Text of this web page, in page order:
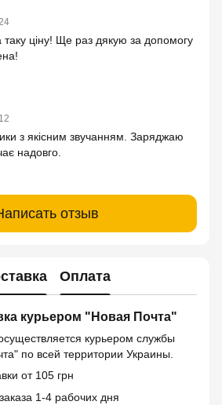
таку ціну! Ще раз дякую за допомогу
з якісним звучанням. Заряджаю
надовго.
отзыв
Оплата
курьером "Новая Почта"
курьером службы
по всей территории Украины.
от 105 грн
1-4 рабочих дня